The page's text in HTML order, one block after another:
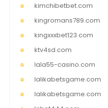
kimchibetbet.com
kingromans789.com
kingxxxbet123.com
ktv4sd.com
lala55-casino.com
lalikabetsgame.com
lalikabetsgame.com